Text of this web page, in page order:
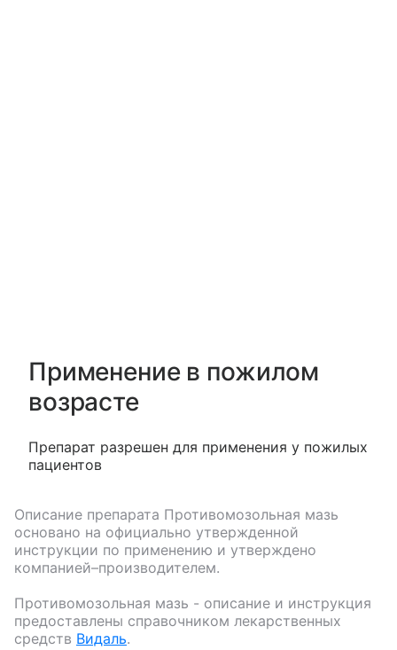
Применение в пожилом
возрасте
Препарат разрешен для применения у пожилых
пациентов
Описание препарата Противомозольная мазь
основано на официально утвержденной
инструкции по применению и утверждено
компанией–производителем.
Противомозольная мазь - описание и инструкция
предоставлены справочником лекарственных
средств Видаль.